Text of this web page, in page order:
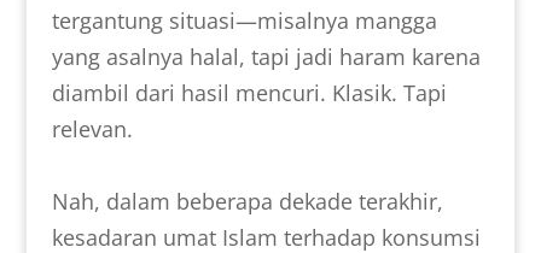
tergantung situasi—misalnya mangga
yang asalnya halal, tapi jadi haram karena
diambil dari hasil mencuri. Klasik. Tapi
relevan.
Nah, dalam beberapa dekade terakhir,
kesadaran umat Islam terhadap konsumsi